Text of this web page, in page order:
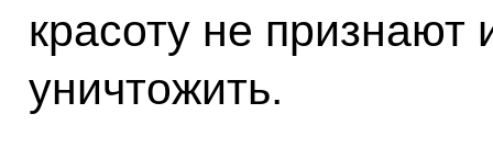
красоту не признают
уничтожить.